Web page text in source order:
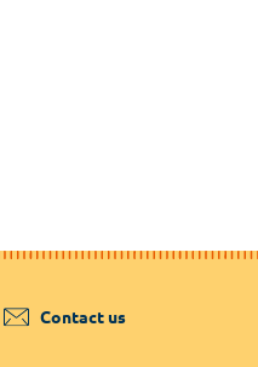
Contact us